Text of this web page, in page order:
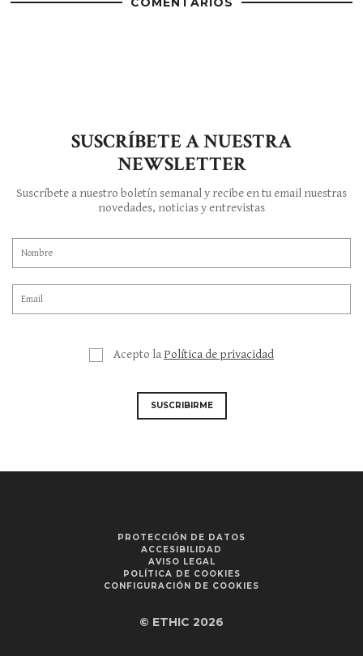
SUSCRÍBETE A NUESTRA
NEWSLETTER
Suscríbete a nuestro boletín semanal y recibe en tu email nuestras
novedades, noticias y entrevistas
Acepto la Política de privacidad
SUSCRIBIRME
PROTECCIÓN DE DATOS
ACCESIBILIDAD
AVISO LEGAL
POLÍTICA DE COOKIES
CONFIGURACIÓN DE COOKIES
© ETHIC 2026